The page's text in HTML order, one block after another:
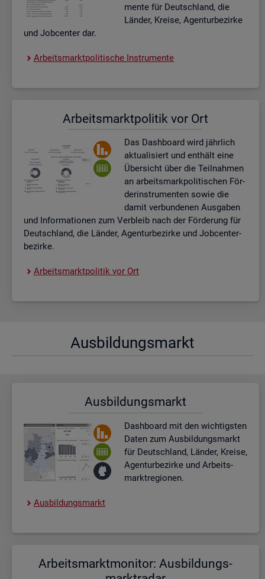
men­te für Deutsch­land, die
Län­der, Krei­se, Agen­tur­be­zir­ke
und Job­cen­ter dar.
Ar­beits­markt­po­li­ti­sche In­stru­men­te
Ar­beits­markt­po­li­tik vor Ort
Das Da­sh­board wird jähr­lich
ak­tua­li­siert und ent­hält eine
Über­sicht über die Teil­nah­men
an ar­beits­mark­po­li­ti­schen För­
der­instru­men­ten sowie die
damit ver­bun­de­nen Aus­ga­ben
und In­for­ma­tio­nen zum Ver­bleib nach der För­de­rung für
Deutsch­land, die Län­der, Agen­tur­be­zir­ke und Job­cent­er­
be­zir­ke.
Ar­beits­markt­po­li­tik vor Ort
Aus­bil­dungs­markt
Aus­bil­dungs­markt
Dash­board mit den wich­tigs­ten
Daten zum Aus­bil­dungs­markt
für Deutsch­land, Län­der, Krei­se,
Agen­tur­be­zir­ke und Ar­beits­
markt­re­gio­nen.
Aus­bil­dungs­markt
Ar­beits­markt­mo­ni­tor: Aus­bil­dungs­